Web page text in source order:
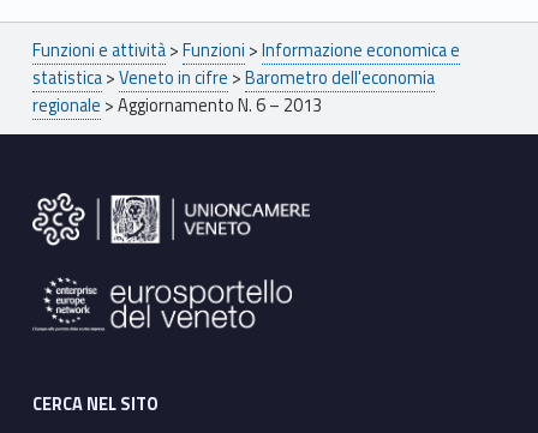
Breadcrumbs navigation
Funzioni e attività>Funzioni >Informazione economica e
statistica>Veneto in cifre >Barometro dell'economia
regionale >Aggiornamento N. 6 – 2013
CERCA NEL SITO